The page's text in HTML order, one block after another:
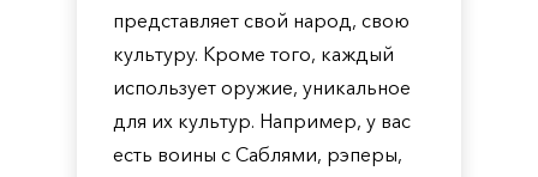
представляет свой народ, свою
культуру. Кроме того, каждый
использует оружие, уникальное
для их культур. Например, у вас
есть воины с Саблями, рэперы,